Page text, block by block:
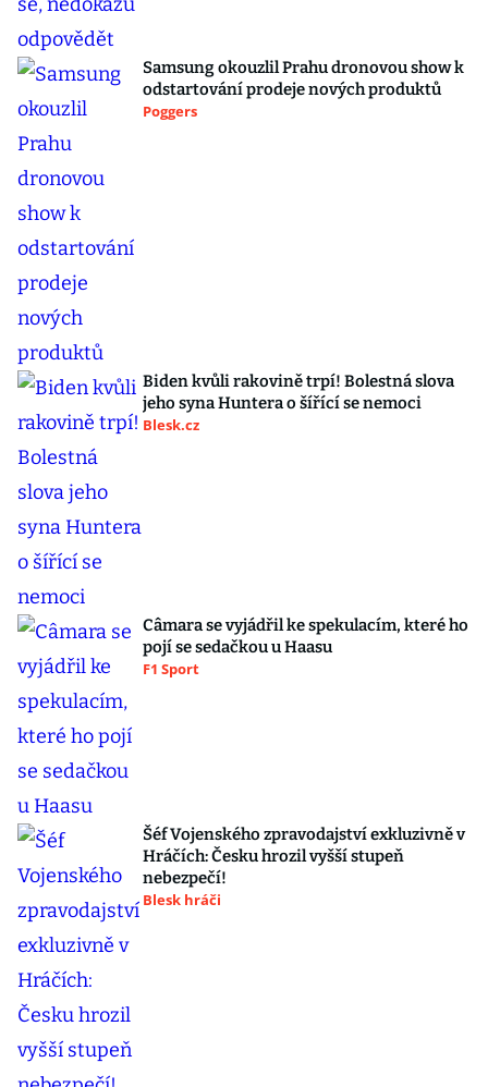
Samsung okouzlil Prahu dronovou show k
odstartování prodeje nových produktů
Poggers
Biden kvůli rakovině trpí! Bolestná slova
jeho syna Huntera o šířící se nemoci
Blesk.cz
Câmara se vyjádřil ke spekulacím, které ho
pojí se sedačkou u Haasu
F1 Sport
Šéf Vojenského zpravodajství exkluzivně v
Hráčích: Česku hrozil vyšší stupeň
nebezpečí!
Blesk hráči